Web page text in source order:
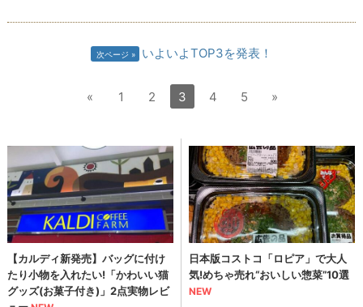
次ページ いよいよTOP3を発表！
« 1 2 3 4 5 »